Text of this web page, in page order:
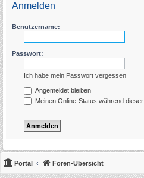
Anmelden
Benutzername:
Passwort:
Ich habe mein Passwort vergessen
Angemeldet bleiben
Meinen Online-Status während
Portal Foren-Übersicht